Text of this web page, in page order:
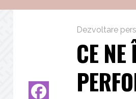
Dezvoltare
CE NE